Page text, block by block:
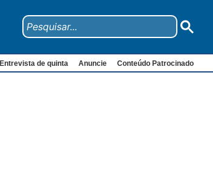
Entrevista de quinta Anuncie Conteúdo Patrocinado